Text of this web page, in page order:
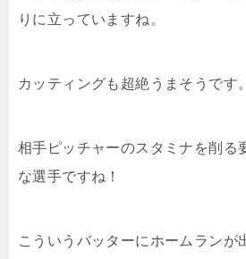
りに立っていますね。
カッティングも超絶うまそうです。
相手ピッチャーのスタミナを削る
な選手ですね！
こういうバッターにホームランが